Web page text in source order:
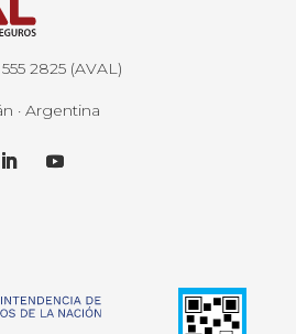
2825 (AVAL)
· Argentina